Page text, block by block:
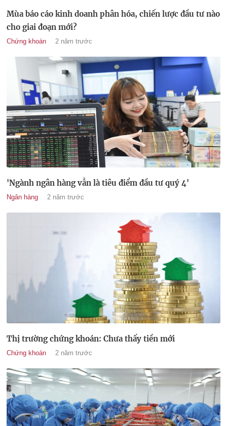
Mùa báo cáo kinh doanh phân hóa, chiến lược đầu tư nào
cho giai đoạn mới?
Chứng khoán 2 năm trước
'Ngành ngân hàng vẫn là tiêu điểm đầu tư quý 4'
Ngân hàng 2 năm trước
Thị trường chứng khoán: Chưa thấy tiền mới
Chứng khoán 2 năm trước